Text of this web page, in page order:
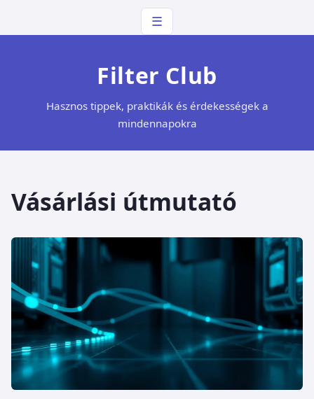
☰
Filter Club
Hasznos tippek, praktikák és érdekességek a
mindennapokra
Vásárlási útmutató